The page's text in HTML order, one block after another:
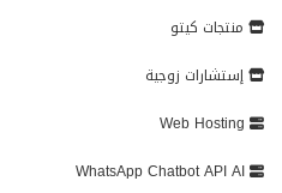
منتجات كيتو
إستشارات زوجية